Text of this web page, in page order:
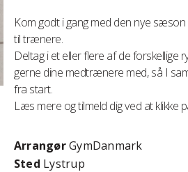
Kom godt i gang med den nye
til trænere.
Deltag i et eller flere af de forskellige
gerne dine medtrænere med, så I
fra start.
Læs mere og tilmeld dig ved at klikke
ArrangørGymDanmark
Sted Lystrup